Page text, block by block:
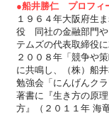
●船井勝仁 プロフィ
１９６４年大阪府生
役 同社の金融部門や
テムズの代表取締役
２００８年「競争や
に共鳴し、（株）船
勉強会「にんげんク
著書に『生き方の原
方』（２０１１年 海